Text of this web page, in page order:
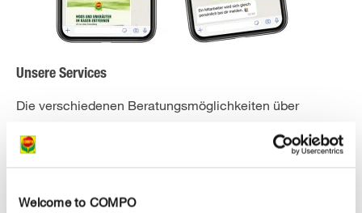
Welcome to COMPO
Unsere Services
Die verschiedenen Beratungsmöglichkeiten über
Sie haben eine Frage und wissen nicht
Freitag zur Verfügung. Deutschland: von 09 bis 15